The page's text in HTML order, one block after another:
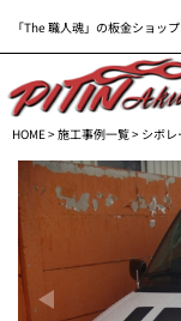
「The 職人魂」の板金ショッ
HOME>施工事例一覧> シボ